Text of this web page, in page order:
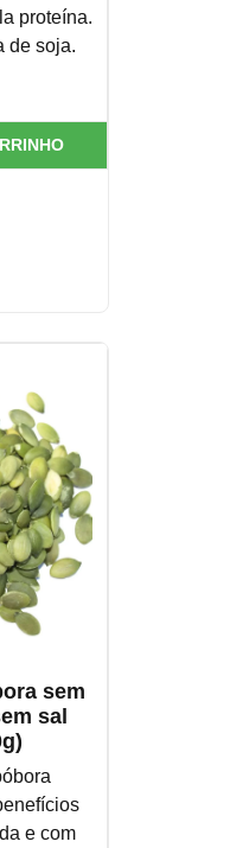
proteína.
de soja.
sem
sal
e com